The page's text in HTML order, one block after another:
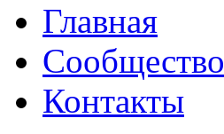
Главная
Сообщество
Контакты